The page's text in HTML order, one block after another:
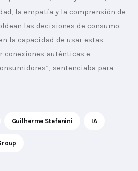
la empatía y la comprensión de
las decisiones de consumo.
la capacidad de usar estas
conexiones auténticas e
sentenciaba para
Guilherme Stefanini IA